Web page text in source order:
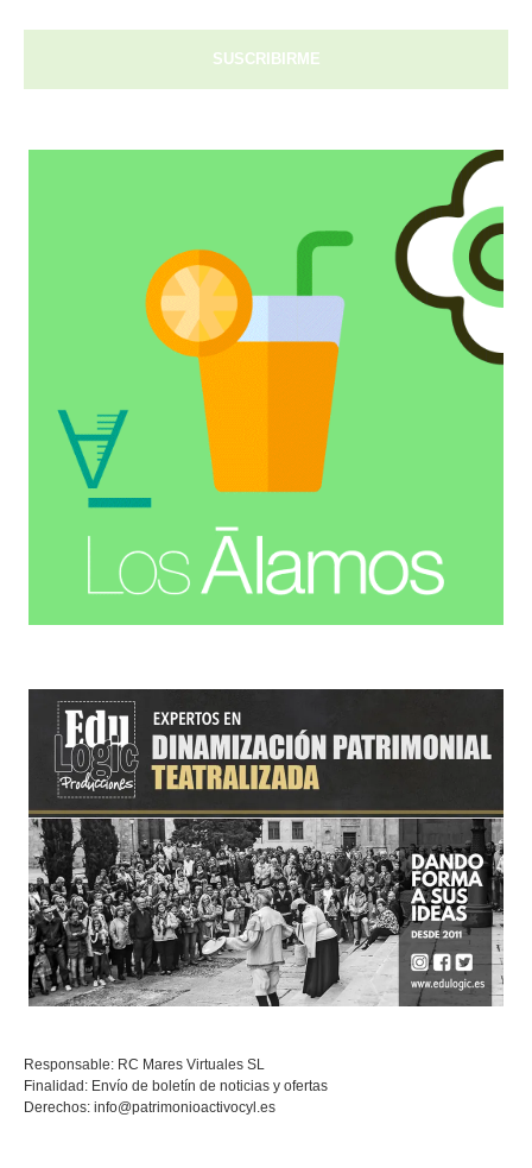
Responsable: RC Mares Virtuales SL
Finalidad: Envío de boletín de noticias y ofertas
Derechos: info@patrimonioactivocyl.es